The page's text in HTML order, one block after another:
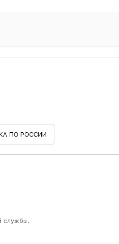
ПО РОССИИ
службы.